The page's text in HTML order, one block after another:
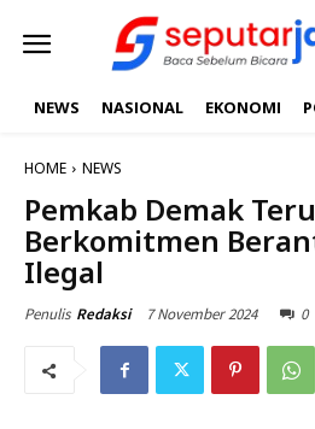
NEWS NASIONAL EKONOMI
HOME NEWS
Pemkab Demak
Berkomitmen
Ilegal
Penulis Redaksi 7 November 2024 0